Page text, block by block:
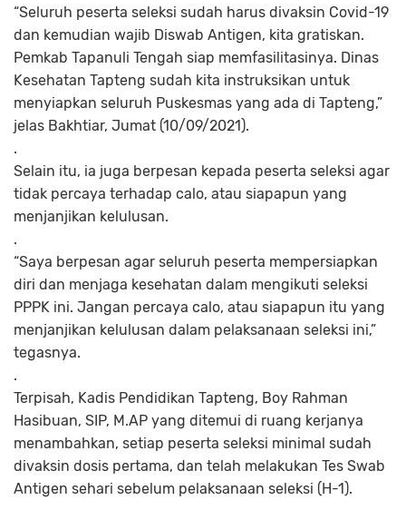
“Seluruh peserta seleksi sudah harus divaksin Covid-19
dan kemudian wajib Diswab Antigen, kita gratiskan.
Pemkab Tapanuli Tengah siap memfasilitasinya. Dinas
Kesehatan Tapteng sudah kita instruksikan untuk
menyiapkan seluruh Puskesmas yang ada di Tapteng,”
jelas Bakhtiar, Jumat (10/09/2021).
.
Selain itu, ia juga berpesan kepada peserta seleksi agar
tidak percaya terhadap calo, atau siapapun yang
menjanjikan kelulusan.
.
“Saya berpesan agar seluruh peserta mempersiapkan
diri dan menjaga kesehatan dalam mengikuti seleksi
PPPK ini. Jangan percaya calo, atau siapapun itu yang
menjanjikan kelulusan dalam pelaksanaan seleksi ini,”
tegasnya.
.
Terpisah, Kadis Pendidikan Tapteng, Boy Rahman
Hasibuan, SIP, M.AP yang ditemui di ruang kerjanya
menambahkan, setiap peserta seleksi minimal sudah
divaksin dosis pertama, dan telah melakukan Tes Swab
Antigen sehari sebelum pelaksanaan seleksi (H-1).